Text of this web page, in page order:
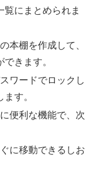
覧にまとめられま
本棚を作成して、
きます。
ワードでロックし
す。
便利な機能で、次
に移動できるしお